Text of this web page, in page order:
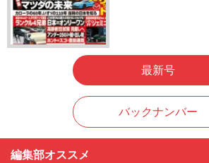
最新号
バックナンバー
編集部オススメ